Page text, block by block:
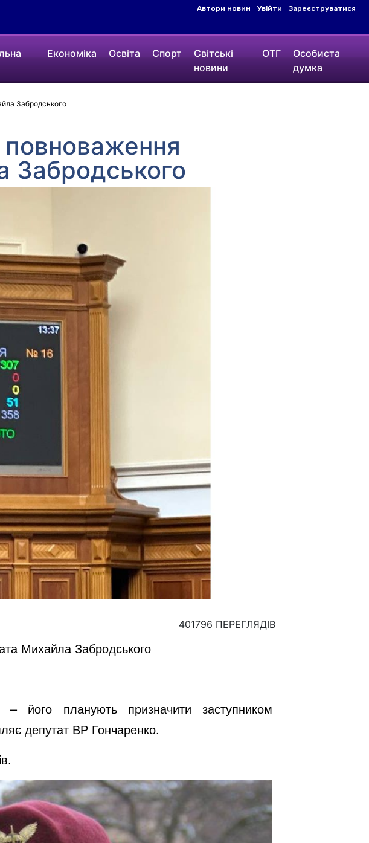
Автори новин Увійти Зареєструватися
Економіка Освіта Спорт
Світські
новини
ОТГ
Особиста
думка
Забродського
Забродського
401796 ПЕРЕГЛЯДІВ
Михайла Забродського
– його планують призначити заступником
депутат ВР Гончаренко.